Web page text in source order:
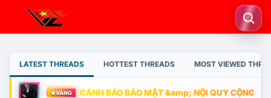
LATEST THREADS HOTTEST THREADS MOST VIEWED
VÀNG CẢNH BÁO BẢO MẬT &amp; NỘI QUY CỘNG